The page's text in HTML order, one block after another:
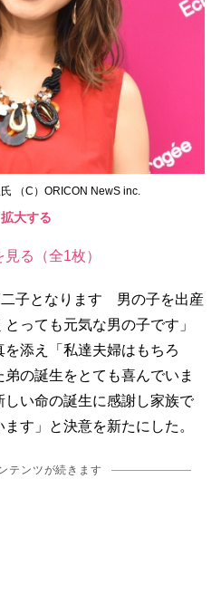
（C）ORICON NewS inc.
拡大する
る（全1枚）
子となります 男の子を出産
っても元気な男の子です」
添え「私達夫婦はもちろ
の誕生をとても喜んでいま
い命の誕生に感謝し家族で
す」と決意を新たにした。
テンツが続きます